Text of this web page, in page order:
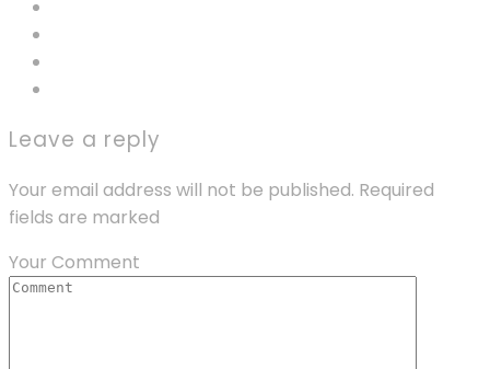
Leave a reply
Your email address will not be published. Required
fields are marked
Your Comment